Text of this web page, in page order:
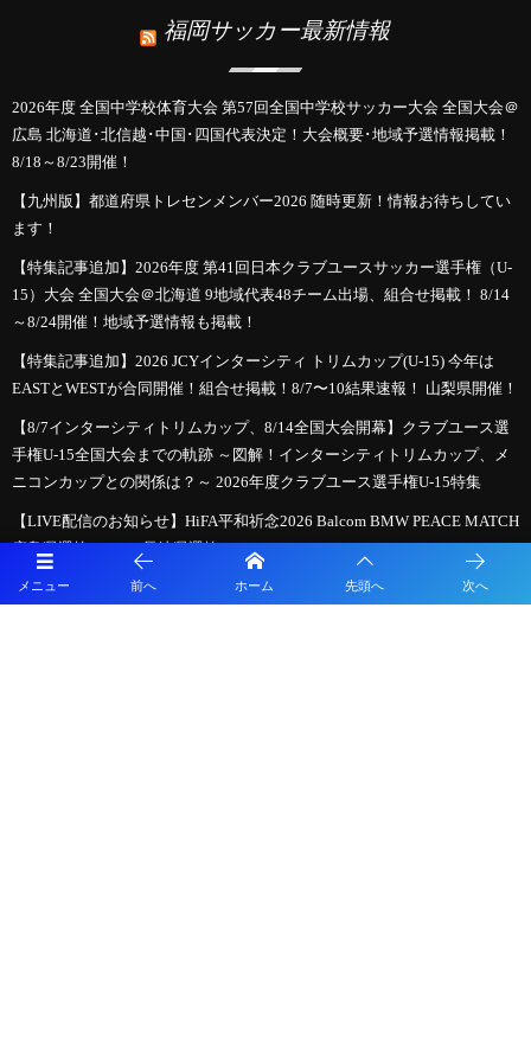
メニュー 前へ ホーム 先頭へ 次へ
福岡サッカー最新情報
2026年度 全国中学校体育大会 第57回全国中学校サッカー大会 全国大会＠
広島 北海道･北信越･中国･四国代表決定！大会概要･地域予選情報掲載！
8/18～8/23開催！
【九州版】都道府県トレセンメンバー2026 随時更新！情報お待ちしてい
ます！
【特集記事追加】2026年度 第41回日本クラブユースサッカー選手権（U-
15）大会 全国大会＠北海道 9地域代表48チーム出場、組合せ掲載！ 8/14
～8/24開催！地域予選情報も掲載！
【特集記事追加】2026 JCYインターシティ トリムカップ(U-15) 今年は
EASTとWESTが合同開催！組合せ掲載！8/7〜10結果速報！ 山梨県開催！
【8/7インターシティトリムカップ、8/14全国大会開幕】クラブユース選
手権U-15全国大会までの軌跡 ～図解！インターシティトリムカップ、メ
ニコンカップとの関係は？～ 2026年度クラブユース選手権U-15特集
【LIVE配信のお知らせ】HiFA平和祈念2026 Balcom BMW PEACE MATCH
広島県選抜U-15 vs 長崎県選抜U-15
必見！【2026年夏のサッカー新ルール】親子で学ぶ！「もっとスピーデ